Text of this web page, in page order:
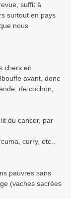
suffit à
surtout en pays
nous
chers en
avant, donc
de cochon,
du cancer, par
curry, etc..
pauvres sans
(vaches sacrées